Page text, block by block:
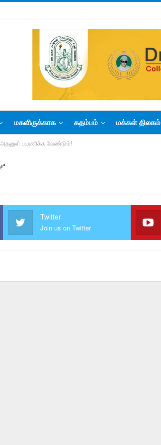
மகளிருக்காக கதம்பம் மக்கள் திலகம்
அதனுள் பயணிக்க வேண்டும்!
Twitter
Join us on Twitter